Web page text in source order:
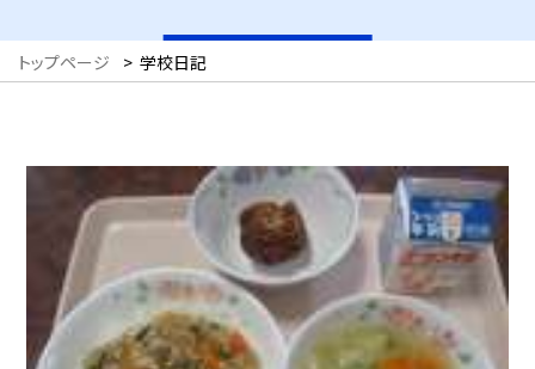
トップページ > 学校日記